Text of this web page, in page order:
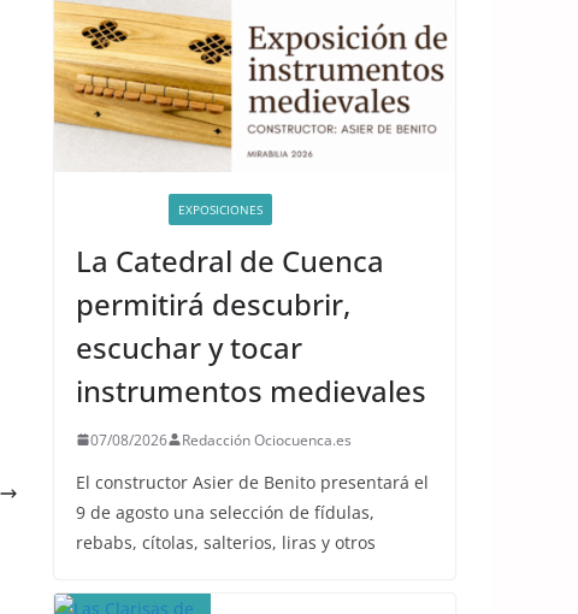
EXPOSICIONES
La Catedral de Cuenca
permitirá descubrir,
escuchar y tocar
instrumentos medievales
07/08/2026 Redacción Ociocuenca.es
El constructor Asier de Benito presentará el
9 de agosto una selección de fídulas,
rebabs, cítolas, salterios, liras y otros